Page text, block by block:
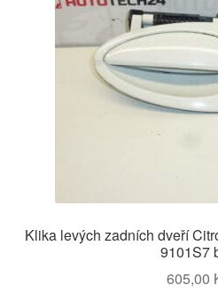
Klika levých zadních dveří
9101S7
605,00